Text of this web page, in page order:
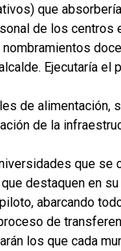
que
de los centros
Ejecutaría
de alimentación,
de la
que se
destaquen en su
abarcando
de
los que cada